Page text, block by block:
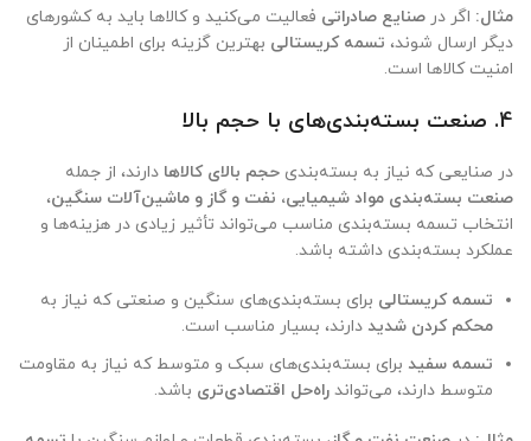
مثال: اگر در صنایع صادراتی فعالیت می‌کنید و کالاها باید به کشورهای
دیگر ارسال شوند، تسمه کریستالی بهترین گزینه برای اطمینان از
امنیت کالاها است.
4. صنعت بسته‌بندی‌های با حجم بالا
در صنایعی که نیاز به بسته‌بندی حجم بالای کالاها دارند، از جمله
صنعت بسته‌بندی مواد شیمیایی، نفت و گاز و ماشین‌آلات سنگین،
انتخاب تسمه بسته‌بندی مناسب می‌تواند تأثیر زیادی در هزینه‌ها و
عملکرد بسته‌بندی داشته باشد.
تسمه کریستالی برای بسته‌بندی‌های سنگین و صنعتی که نیاز به
محکم کردن شدید دارند، بسیار مناسب است.
تسمه سفید برای بسته‌بندی‌های سبک و متوسط که نیاز به مقاومت
متوسط دارند، می‌تواند راه‌حل اقتصادی‌تری باشد.